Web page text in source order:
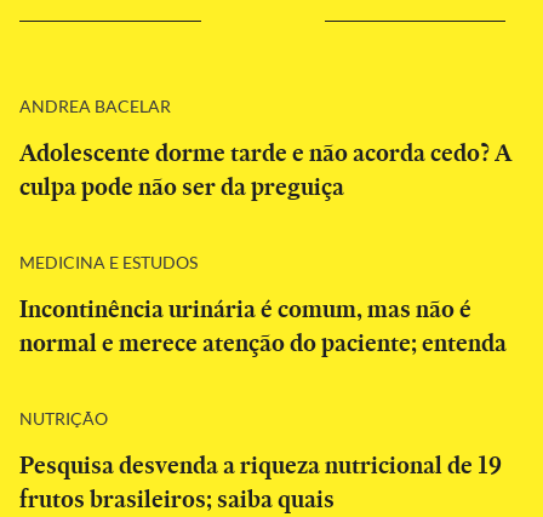
ANDREA BACELAR
Adolescente dorme tarde e não acorda cedo? A
culpa pode não ser da preguiça
MEDICINA E ESTUDOS
Incontinência urinária é comum, mas não é
normal e merece atenção do paciente; entenda
NUTRIÇÃO
Pesquisa desvenda a riqueza nutricional de 19
frutos brasileiros; saiba quais